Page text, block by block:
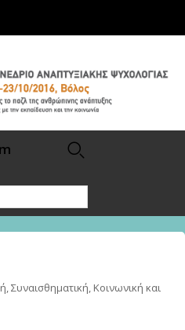
Συναισθηματική, Κοινωνική και